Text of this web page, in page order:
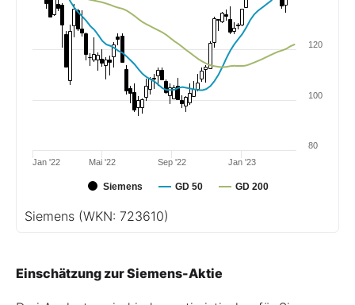
Siemens GD 50 GD 200
Jan '22 Mai '22 Sep '22 Jan '23
80
100
120
Siemens (WKN: 723610)
Einschätzung zur Siemens-Aktie